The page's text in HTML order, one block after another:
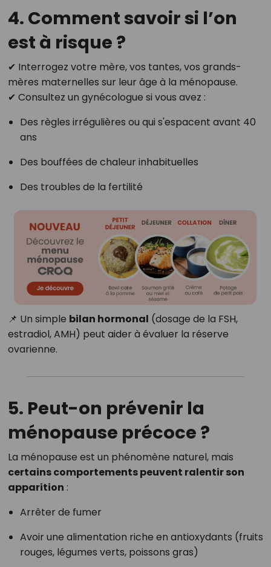
4. Comment savoir si l’on
est à risque ?
✔ Interrogez votre mère, vos tantes, vos grands-
mères maternelles sur leur âge à la ménopause.
✔ Consultez un gynécologue si vous avez :
Des règles irrégulières ou qui s'espacent avant 40
ans
Des bouffées de chaleur inhabituelles
Des troubles de la fertilité
📌 Un simple bilan hormonal (dosage de la FSH,
estradiol, AMH) peut aider à évaluer la réserve
ovarienne.
5. Peut-on prévenir la
ménopause précoce ?
La ménopause est un phénomène naturel, mais
certains comportements peuvent ralentir son
apparition :
Arrêter de fumer
Avoir une alimentation riche en antioxydants (fruits
rouges, légumes verts, poissons gras)